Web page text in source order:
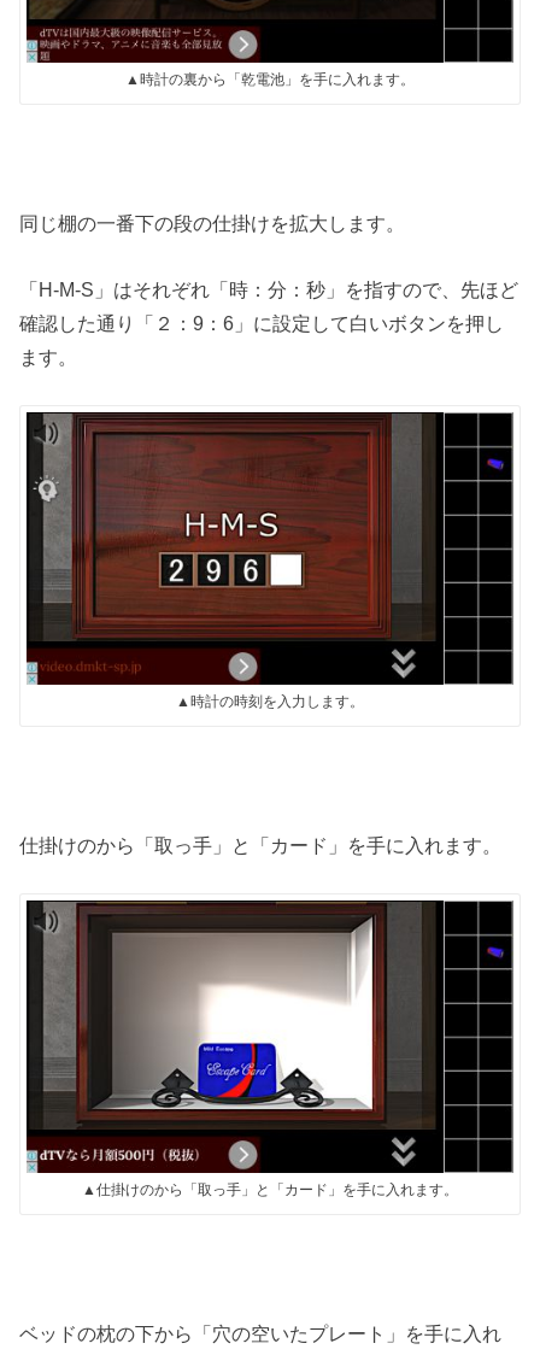
▲時計の裏から「乾電池」を手に入れます。
同じ棚の一番下の段の仕掛けを拡大します。
「H-M-S」はそれぞれ「時：分：秒」を指すので、先ほど
確認した通り「２：9：6」に設定して白いボタンを押し
ます。
▲時計の時刻を入力します。
仕掛けのから「取っ手」と「カード」を手に入れます。
▲仕掛けのから「取っ手」と「カード」を手に入れます。
ベッドの枕の下から「穴の空いたプレート」を手に入れ